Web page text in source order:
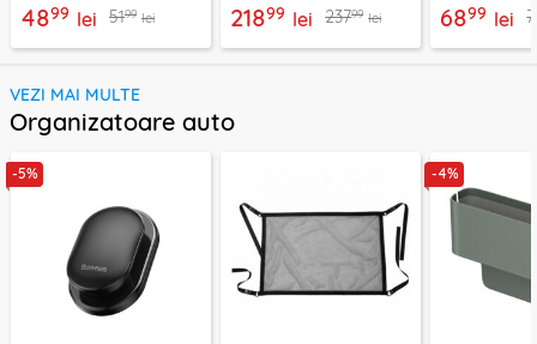
4899 lei 5199 lei 21899 lei 23799 lei 6899 lei
VEZI MAI MULTE
Organizatoare auto
-5% -4%